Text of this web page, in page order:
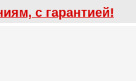
с гарантией!